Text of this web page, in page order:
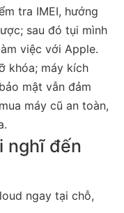
tra IMEI, hướng
sau đó tụi mình
việc với Apple.
khóa; máy kích
mật vẫn đảm
máy cũ an toàn,
nghĩ đến
ngay tại chỗ,